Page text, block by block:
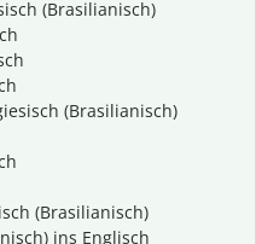
(Brasilianisch)
(Brasilianisch)
(Brasilianisch)
ins Englisch